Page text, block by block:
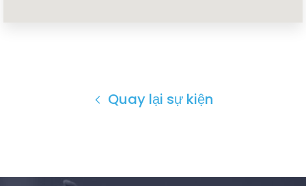
Hoạt động
Quay lại sự kiện